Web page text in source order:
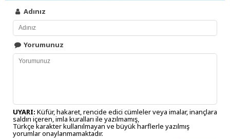
Adınız
Yorumunuz
UYARI: Küfür, hakaret, rencide edici cümleler veya imalar, inançlara
saldırı içeren, imla kuralları ile yazılmamış,
Türkçe karakter kullanılmayan ve büyük harflerle yazılmış
yorumlar onaylanmamaktadır.